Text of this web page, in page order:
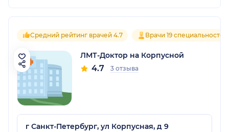
Средний рейтинг врачей 4.7 Врачи 19 специальностей
ЛМТ-Доктор на Корпусной
4.7 3 отзыва
г Санкт-Петербург, ул Корпусная, д 9